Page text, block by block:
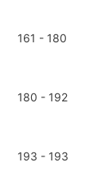
161 - 180
180 - 192
193 - 193